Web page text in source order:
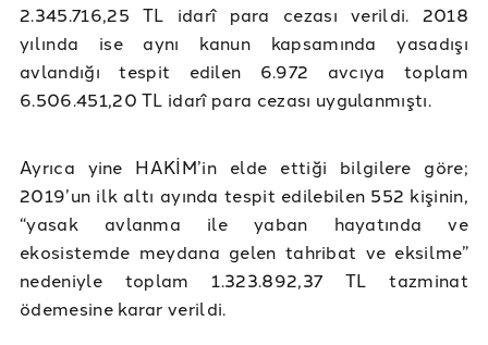
2.345.716,25 TL idarî para cezası verildi. 2018
yılında ise aynı kanun kapsamında yasadışı
avlandığı tespit edilen 6.972 avcıya toplam
6.506.451,20 TL idarî para cezası uygulanmıştı.
Ayrıca yine HAKİM’in elde ettiği bilgilere göre;
2019’un ilk altı ayında tespit edilebilen 552 kişinin,
“yasak avlanma ile yaban hayatında ve
ekosistemde meydana gelen tahribat ve eksilme”
nedeniyle toplam 1.323.892,37 TL tazminat
ödemesine karar verildi.